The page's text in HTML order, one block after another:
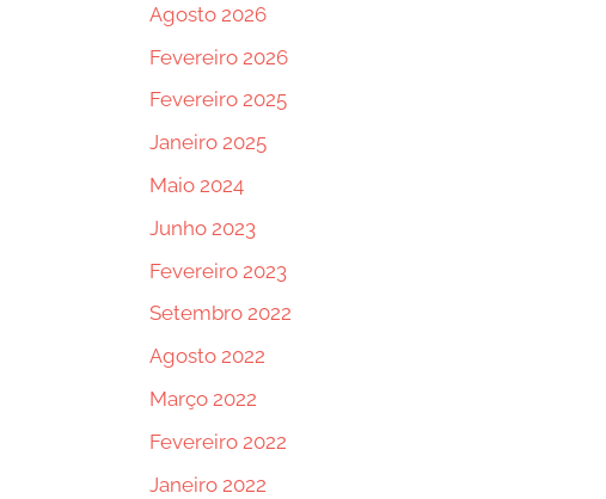
Agosto 2026
Fevereiro 2026
Fevereiro 2025
Janeiro 2025
Maio 2024
Junho 2023
Fevereiro 2023
Setembro 2022
Agosto 2022
Março 2022
Fevereiro 2022
Janeiro 2022